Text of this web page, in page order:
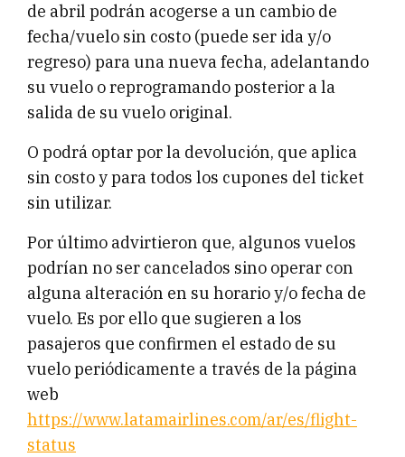
de abril podrán acogerse a un cambio de
fecha/vuelo sin costo (puede ser ida y/o
regreso) para una nueva fecha, adelantando
su vuelo o reprogramando posterior a la
salida de su vuelo original.
O podrá optar por la devolución, que aplica
sin costo y para todos los cupones del ticket
sin utilizar.
Por último advirtieron que, algunos vuelos
podrían no ser cancelados sino operar con
alguna alteración en su horario y/o fecha de
vuelo. Es por ello que sugieren a los
pasajeros que confirmen el estado de su
vuelo periódicamente a través de la página
web
https://www.latamairlines.com/ar/es/flight-
status